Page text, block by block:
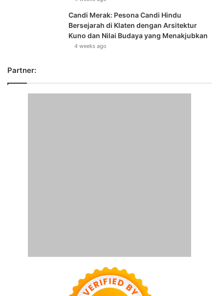
Candi Merak: Pesona Candi Hindu
Bersejarah di Klaten dengan Arsitektur
Kuno dan Nilai Budaya yang Menakjubkan
4 weeks ago
Partner: